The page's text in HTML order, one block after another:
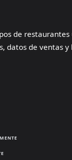
de restaurantes
datos de ventas y